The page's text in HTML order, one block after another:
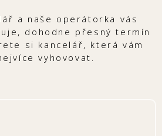
a naše operátorka vás
dohodne přesný termín
si kancelář, která vám
vyhovovat.